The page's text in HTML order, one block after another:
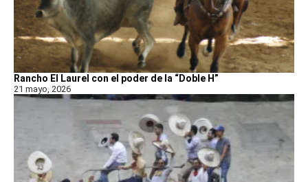
Rancho El Laurel con el poder de la “Doble H”
21 mayo, 2026